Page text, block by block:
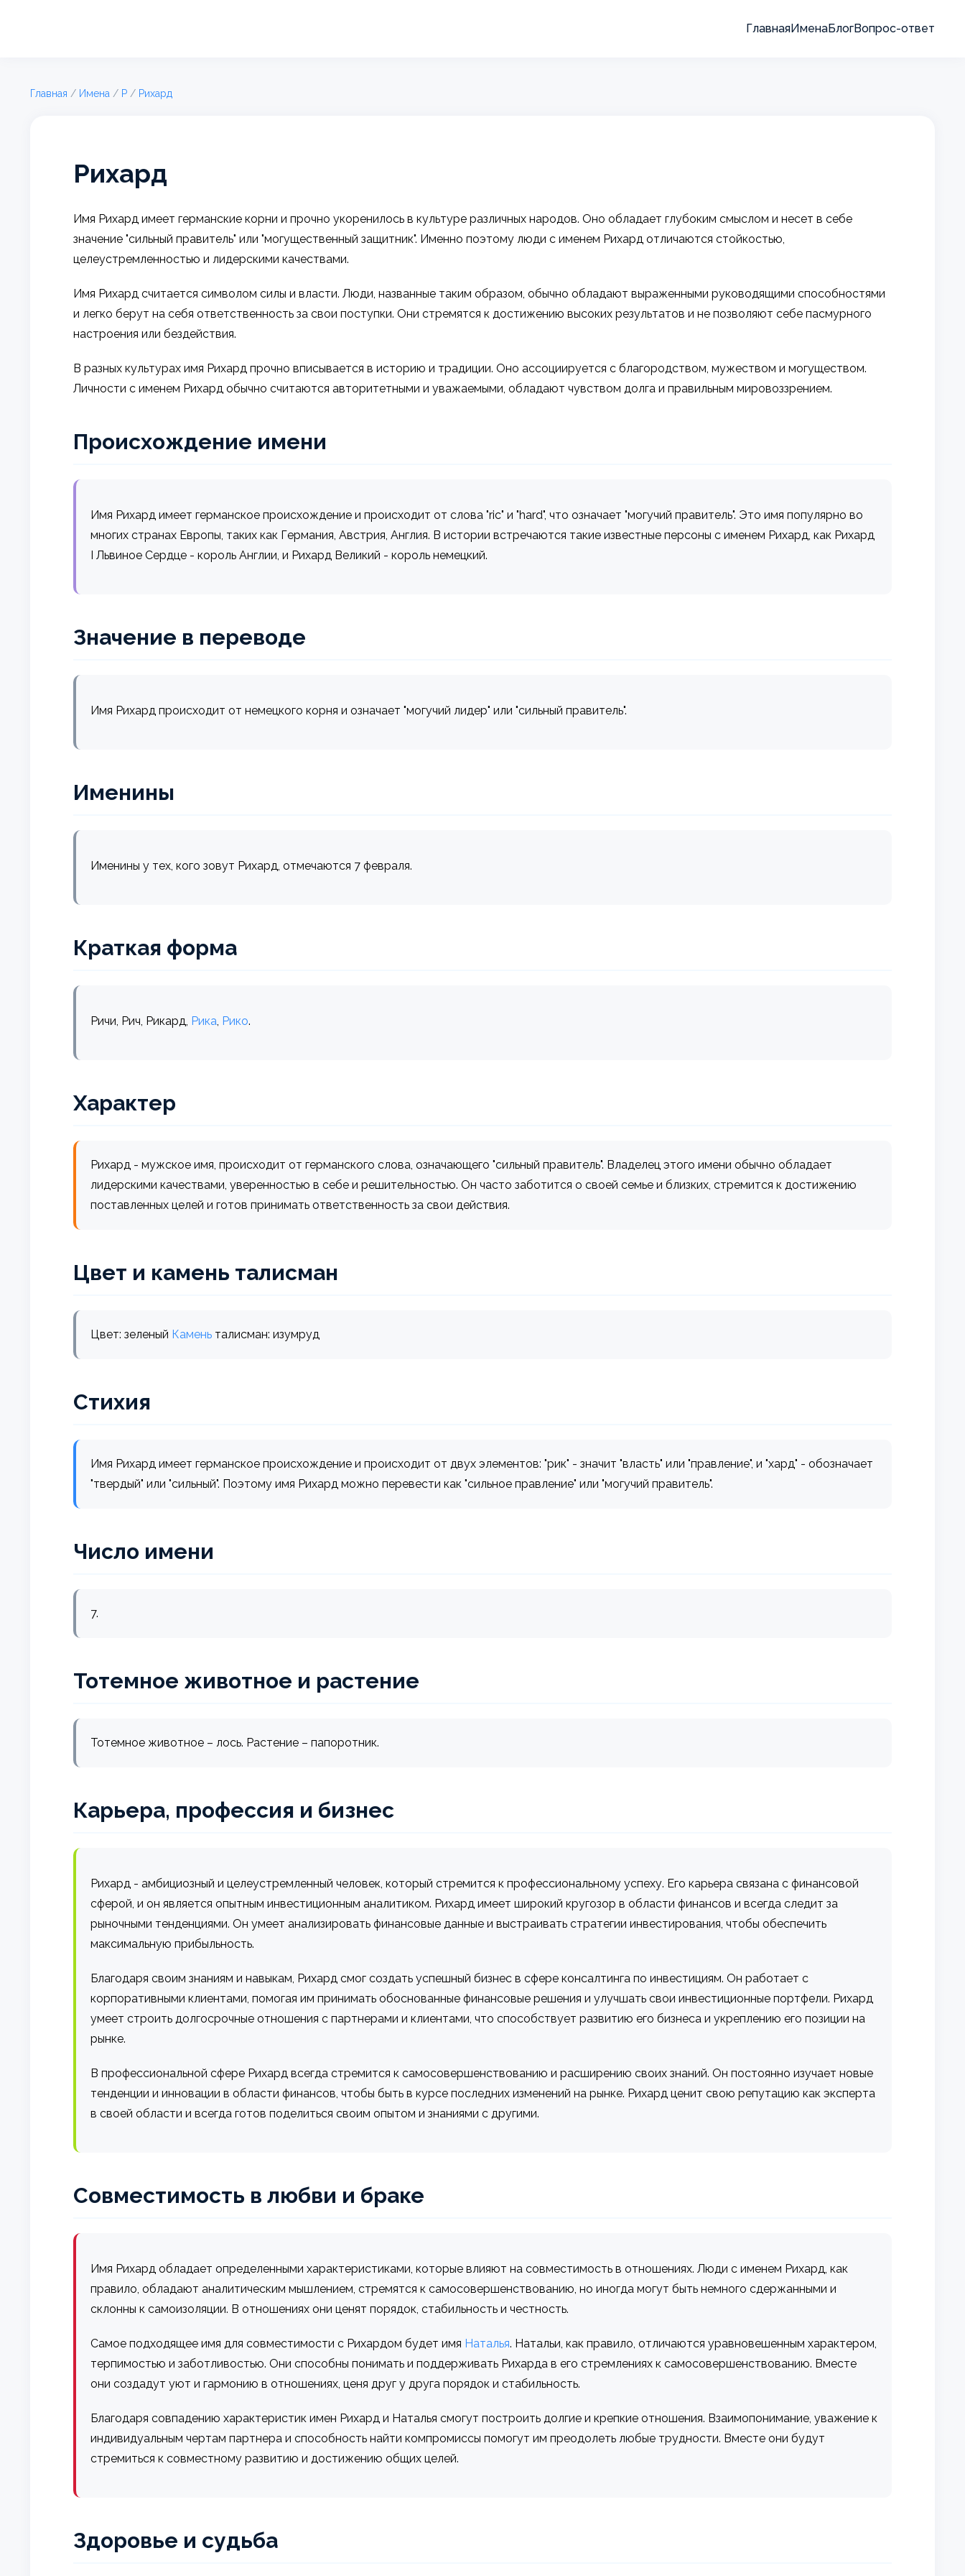
ГлавнаяИменаБлогВопрос-ответ
Главная / Имена / Р / Рихард
Рихард
Имя Рихард имеет германские корни и прочно укоренилось в культуре различных народов. Оно обладает глубоким смыслом и несет в себе
значение "сильный правитель" или "могущественный защитник". Именно поэтому люди с именем Рихард отличаются стойкостью,
целеустремленностью и лидерскими качествами.
Имя Рихард считается символом силы и власти. Люди, названные таким образом, обычно обладают выраженными руководящими способностями
и легко берут на себя ответственность за свои поступки. Они стремятся к достижению высоких результатов и не позволяют себе пасмурного
настроения или бездействия.
В разных культурах имя Рихард прочно вписывается в историю и традиции. Оно ассоциируется с благородством, мужеством и могуществом.
Личности с именем Рихард обычно считаются авторитетными и уважаемыми, обладают чувством долга и правильным мировоззрением.
Происхождение имени
Имя Рихард имеет германское происхождение и происходит от слова "ric" и "hard", что означает "могучий правитель". Это имя популярно во
многих странах Европы, таких как Германия, Австрия, Англия. В истории встречаются такие известные персоны с именем Рихард, как Рихард
I Львиное Сердце - король Англии, и Рихард Великий - король немецкий.
Значение в переводе
Имя Рихард происходит от немецкого корня и означает "могучий лидер" или "сильный правитель".
Именины
Именины у тех, кого зовут Рихард, отмечаются 7 февраля.
Краткая форма
Ричи, Рич, Рикард, Рика, Рико.
Характер
Рихард - мужское имя, происходит от германского слова, означающего "сильный правитель". Владелец этого имени обычно обладает
лидерскими качествами, уверенностью в себе и решительностью. Он часто заботится о своей семье и близких, стремится к достижению
поставленных целей и готов принимать ответственность за свои действия.
Цвет и камень талисман
Цвет: зеленый Камень талисман: изумруд
Стихия
Имя Рихард имеет германское происхождение и происходит от двух элементов: "рик" - значит "власть" или "правление", и "хард" - обозначает
"твердый" или "сильный". Поэтому имя Рихард можно перевести как "сильное правление" или "могучий правитель".
Число имени
7.
Тотемное животное и растение
Тотемное животное – лось. Растение – папоротник.
Карьера, профессия и бизнес
Рихард - амбициозный и целеустремленный человек, который стремится к профессиональному успеху. Его карьера связана с финансовой
сферой, и он является опытным инвестиционным аналитиком. Рихард имеет широкий кругозор в области финансов и всегда следит за
рыночными тенденциями. Он умеет анализировать финансовые данные и выстраивать стратегии инвестирования, чтобы обеспечить
максимальную прибыльность.
Благодаря своим знаниям и навыкам, Рихард смог создать успешный бизнес в сфере консалтинга по инвестициям. Он работает с
корпоративными клиентами, помогая им принимать обоснованные финансовые решения и улучшать свои инвестиционные портфели. Рихард
умеет строить долгосрочные отношения с партнерами и клиентами, что способствует развитию его бизнеса и укреплению его позиции на
рынке.
В профессиональной сфере Рихард всегда стремится к самосовершенствованию и расширению своих знаний. Он постоянно изучает новые
тенденции и инновации в области финансов, чтобы быть в курсе последних изменений на рынке. Рихард ценит свою репутацию как эксперта
в своей области и всегда готов поделиться своим опытом и знаниями с другими.
Совместимость в любви и браке
Имя Рихард обладает определенными характеристиками, которые влияют на совместимость в отношениях. Люди с именем Рихард, как
правило, обладают аналитическим мышлением, стремятся к самосовершенствованию, но иногда могут быть немного сдержанными и
склонны к самоизоляции. В отношениях они ценят порядок, стабильность и честность.
Самое подходящее имя для совместимости с Рихардом будет имя Наталья. Натальи, как правило, отличаются уравновешенным характером,
терпимостью и заботливостью. Они способны понимать и поддерживать Рихарда в его стремлениях к самосовершенствованию. Вместе
они создадут уют и гармонию в отношениях, ценя друг у друга порядок и стабильность.
Благодаря совпадению характеристик имен Рихард и Наталья смогут построить долгие и крепкие отношения. Взаимопонимание, уважение к
индивидуальным чертам партнера и способность найти компромиссы помогут им преодолеть любые трудности. Вместе они будут
стремиться к совместному развитию и достижению общих целей.
Здоровье и судьба